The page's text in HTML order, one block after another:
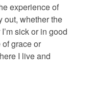
experience of
out, whether the
sick or in good
of grace or
I live and